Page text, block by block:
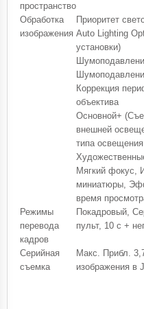
пространство
Обработка
изображения
Приоритет
Auto Lighting
установки)
Коррекция
объектива
Основной+
внешней
типа
Мягкий фокус,
миниатюры,
время
Режимы
перевода
кадров
Покадровый,
пульт, 10 с +
Серийная
съемка
Макс. Прибл.
изображения в